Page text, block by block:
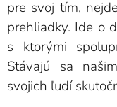
pre svoj tím,
prehliadky. Ide o
s ktorými
Stávajú sa
svojich ľudí